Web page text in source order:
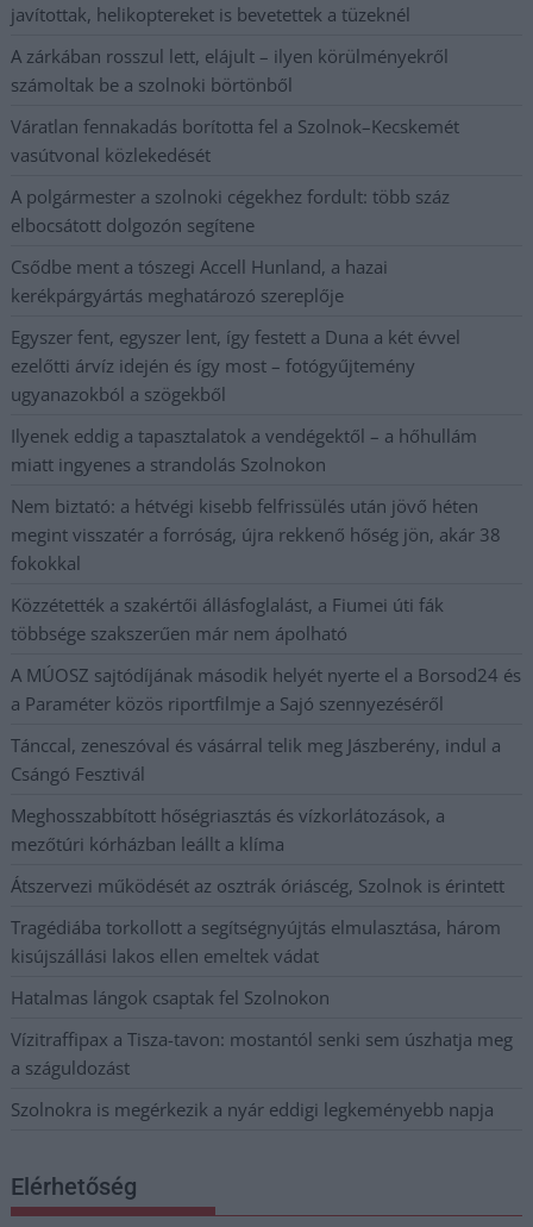
javítottak, helikoptereket is bevetettek a tüzeknél
A zárkában rosszul lett, elájult – ilyen körülményekről
számoltak be a szolnoki börtönből
Váratlan fennakadás borította fel a Szolnok–Kecskemét
vasútvonal közlekedését
A polgármester a szolnoki cégekhez fordult: több száz
elbocsátott dolgozón segítene
Csődbe ment a tószegi Accell Hunland, a hazai
kerékpárgyártás meghatározó szereplője
Egyszer fent, egyszer lent, így festett a Duna a két évvel
ezelőtti árvíz idején és így most – fotógyűjtemény
ugyanazokból a szögekből
Ilyenek eddig a tapasztalatok a vendégektől – a hőhullám
miatt ingyenes a strandolás Szolnokon
Nem biztató: a hétvégi kisebb felfrissülés után jövő héten
megint visszatér a forróság, újra rekkenő hőség jön, akár 38
fokokkal
Közzétették a szakértői állásfoglalást, a Fiumei úti fák
többsége szakszerűen már nem ápolható
A MÚOSZ sajtódíjának második helyét nyerte el a Borsod24 és
a Paraméter közös riportfilmje a Sajó szennyezéséről
Tánccal, zeneszóval és vásárral telik meg Jászberény, indul a
Csángó Fesztivál
Meghosszabbított hőségriasztás és vízkorlátozások, a
mezőtúri kórházban leállt a klíma
Átszervezi működését az osztrák óriáscég, Szolnok is érintett
Tragédiába torkollott a segítségnyújtás elmulasztása, három
kisújszállási lakos ellen emeltek vádat
Hatalmas lángok csaptak fel Szolnokon
Vízitraffipax a Tisza-tavon: mostantól senki sem úszhatja meg
a száguldozást
Szolnokra is megérkezik a nyár eddigi legkeményebb napja
Elérhetőség